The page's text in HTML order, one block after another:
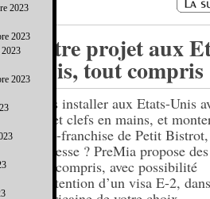
Votre projet aux
Unis, tout compris
Vous installer aux Etats-Unis
projet clefs en mains, et
semi-franchise de Petit
intéresse ? PreMia propose
tout compris, avec possibilité
d’obtention d’un visa E-2,
2023
2023
2023